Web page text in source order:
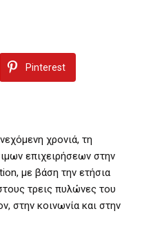
Pinterest
χρονιά, τη
επιχειρήσεων στην
με βάση την ετήσια
τρεις πυλώνες του
στην κοινωνία και στην